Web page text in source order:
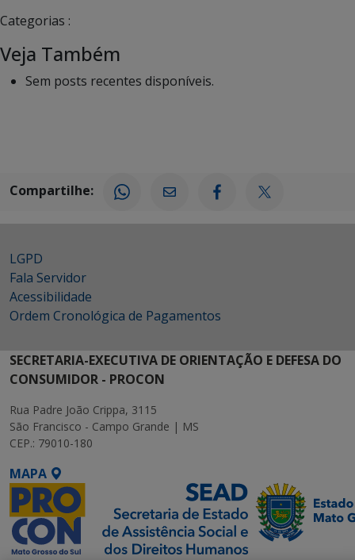
Categorias :
Veja Também
Sem posts recentes disponíveis.
Compartilhe:
LGPD
Fala Servidor
Acessibilidade
Ordem Cronológica de Pagamentos
SECRETARIA-EXECUTIVA DE ORIENTAÇÃO E DEFESA DO
CONSUMIDOR - PROCON
Rua Padre João Crippa, 3115
São Francisco - Campo Grande | MS
CEP.: 79010-180
MAPA